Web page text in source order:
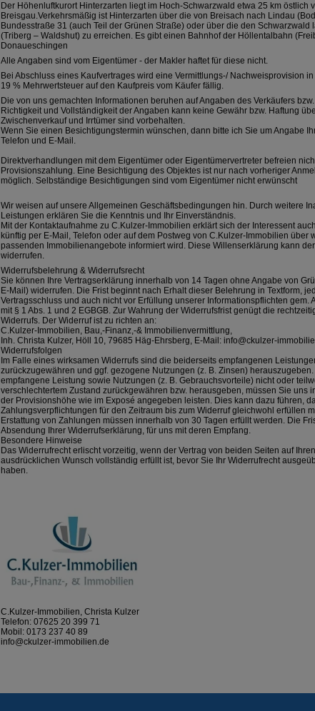
Der Höhenluftkurort Hinterzarten liegt im Hoch-Schwarzwald etwa 25 km östlich
Breisgau.Verkehrsmäßig ist Hinterzarten über die von Breisach nach Lindau
Bundesstraße 31 (auch Teil der Grünen Straße) oder über die den Schwarzwald
(Triberg – Waldshut) zu erreichen. Es gibt einen Bahnhof der Höllentalbahn
Donaueschingen
Alle Angaben sind vom Eigentümer - der Makler haftet für diese nicht.
Bei Abschluss eines Kaufvertrages wird eine Vermittlungs-/ Nachweisprovision
19 % Mehrwertsteuer auf den Kaufpreis vom Käufer fällig.
Die von uns gemachten Informationen beruhen auf Angaben des Verkäufers
Richtigkeit und Vollständigkeit der Angaben kann keine Gewähr bzw. Haftung
Zwischenverkauf und Irrtümer sind vorbehalten.
Wenn Sie einen Besichtigungstermin wünschen, dann bitte ich Sie um Angabe
Telefon und E-Mail.
Direktverhandlungen mit dem Eigentümer oder Eigentümervertreter befreien
Provisionszahlung. Eine Besichtigung des Objektes ist nur nach vorheriger
möglich. Selbständige Besichtigungen sind vom Eigentümer nicht erwünscht
Wir weisen auf unsere Allgemeinen Geschäftsbedingungen hin. Durch weitere
Leistungen erklären Sie die Kenntnis und Ihr Einverständnis.
Mit der Kontaktaufnahme zu C.Kulzer-Immobilien erklärt sich der Interessent
künftig per E-Mail, Telefon oder auf dem Postweg von C.Kulzer-Immobilien über
passenden Immobilienangebote informiert wird. Diese Willenserklärung kann
widerrufen.
Widerrufsbelehrung & Widerrufsrecht
Sie können Ihre Vertragserklärung innerhalb von 14 Tagen ohne Angabe von
E-Mail) widerrufen. Die Frist beginnt nach Erhalt dieser Belehrung in Textform,
Vertragsschluss und auch nicht vor Erfüllung unserer Informationspflichten gem.
mit § 1 Abs. 1 und 2 EGBGB. Zur Wahrung der Widerrufsfrist genügt die
Widerrufs. Der Widerruf ist zu richten an:
C.Kulzer-Immobilien, Bau,-Finanz,-& Immobilienvermittlung,
Inh. Christa Kulzer, Höll 10, 79685 Häg-Ehrsberg, E-Mail: info@ckulzer-
Widerrufsfolgen
Im Falle eines wirksamen Widerrufs sind die beiderseits empfangenen
zurückzugewähren und ggf. gezogene Nutzungen (z. B. Zinsen)
empfangene Leistung sowie Nutzungen (z. B. Gebrauchsvorteile) nicht oder
verschlechtertem Zustand zurückgewähren bzw. herausgeben, müssen Sie uns
der Provisionshöhe wie im Exposé angegeben leisten. Dies kann dazu führen,
Zahlungsverpflichtungen für den Zeitraum bis zum Widerruf gleichwohl erfüllen
Erstattung von Zahlungen müssen innerhalb von 30 Tagen erfüllt werden. Die
Absendung Ihrer Widerrufserklärung, für uns mit deren Empfang.
Besondere Hinweise
Das Widerrufrecht erlischt vorzeitig, wenn der Vertrag von beiden Seiten auf Ihren
ausdrücklichen Wunsch vollständig erfüllt ist, bevor Sie Ihr Widerrufrecht
haben.
C.Kulzer-Immobilien, Christa Kulzer
Telefon: 07625 20 399 71
Mobil: 0173 237 40 89
info@ckulzer-immobilien.de